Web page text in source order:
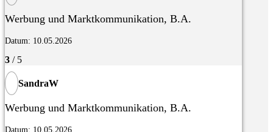
Werbung und Marktkommunikation, B.A.
Datum: 10.05.2026
3 / 5
SandraW
Werbung und Marktkommunikation, B.A.
Datum: 10.05.2026